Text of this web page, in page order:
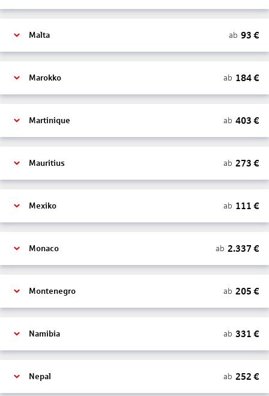
Malta ab 93 €
Marokko ab 184€
Martinique ab 403 €
Mauritius ab 273 €
Mexiko ab 111 €
Monaco ab 2.337 €
Montenegro ab 205 €
Namibia ab 331 €
Nepal ab 252 €